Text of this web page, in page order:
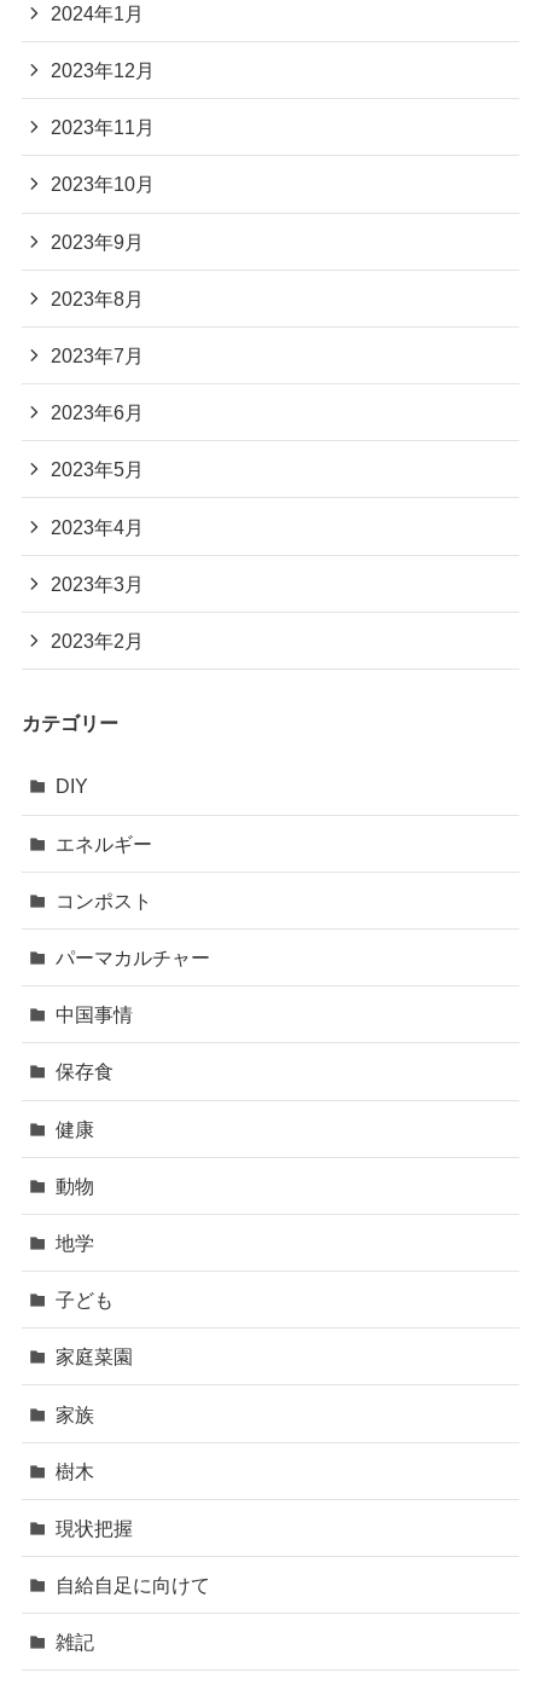
2024年1月
2023年12月
2023年11月
2023年10月
2023年9月
2023年8月
2023年7月
2023年6月
2023年5月
2023年4月
2023年3月
2023年2月
カテゴリー
DIY
エネルギー
コンポスト
パーマカルチャー
中国事情
保存食
健康
動物
地学
子ども
家庭菜園
家族
樹木
現状把握
自給自足に向けて
雑記